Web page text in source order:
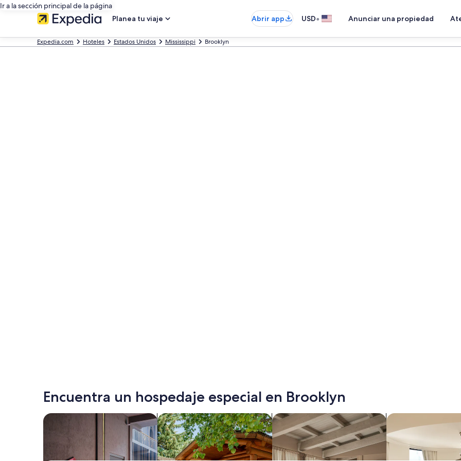
Ir a la sección principal de la página
Planea tu viaje
Abrir app USD• Anunciar una propiedad
Expedia.com Hoteles Estados Unidos Mississippi Brooklyn
Encuentra un hospedaje especial en Brooklyn
Buscar propiedades que aceptan mascotas
Buscar cabañas Buscar departamentos Buscar condominios